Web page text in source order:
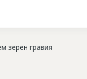
зерен гравия